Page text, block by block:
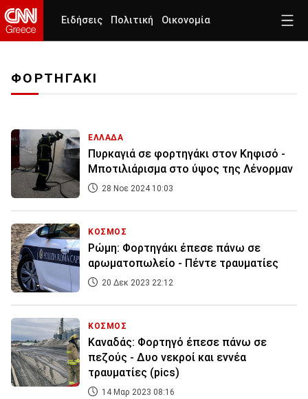
Ειδήσεις Πολιτική Οικονομία
ΦΟΡΤΗΓΑΚΙ
ΕΛΛΑΔΑ
Πυρκαγιά σε φορτηγάκι στον Κηφισό -
Μποτιλιάρισμα στο ύψος της Λένορμαν
28 Νοε 2024 10:03
ΚΟΣΜΟΣ
Ρώμη: Φορτηγάκι έπεσε πάνω σε
αρωματοπωλείο - Πέντε τραυματίες
20 Δεκ 2023 22:12
ΚΟΣΜΟΣ
Καναδάς: Φορτηγό έπεσε πάνω σε
πεζούς - Δυο νεκροί και εννέα
τραυματίες (pics)
14 Μαρ 2023 08:16